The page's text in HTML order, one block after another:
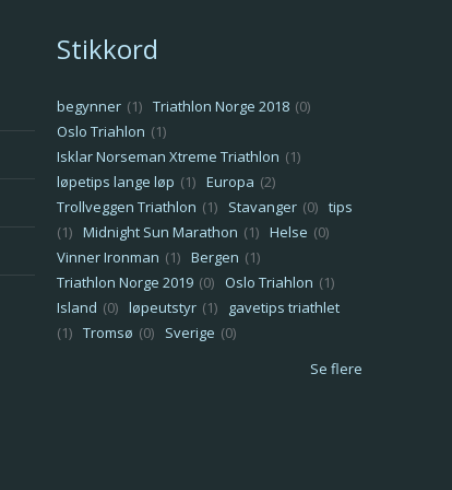
Stikkord
begynner (1) Triathlon Norge 2018 (0)
Oslo Triahlon (1)
Isklar Norseman Xtreme Triathlon (1)
løpetips lange løp (1) Europa (2)
Trollveggen Triathlon (1) Stavanger (0) tips
(1) Midnight Sun Marathon (1) Helse (0)
Vinner Ironman (1) Bergen (1)
Triathlon Norge 2019 (0) Oslo Triahlon (1)
Island (0) løpeutstyr (1)
gavetips triathlet
(1) Tromsø (0) Sverige (0)
Se flere